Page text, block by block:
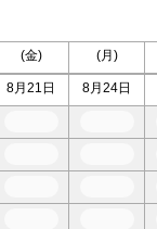
(金)
8月21日
(月)
8月24日